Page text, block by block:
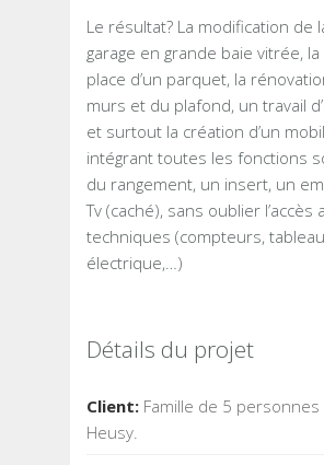
Le résultat? La modification de
garage en grande baie vitrée,
place d’un parquet, la
murs et du plafond, un travail
et surtout la création d’un
intégrant toutes les fonctions
du rangement, un insert, un
Tv (caché), sans oublier l’accès
techniques (compteurs, tableau
électrique,…)
Détails du projet
Client: Famille de 5 personnes
Heusy.